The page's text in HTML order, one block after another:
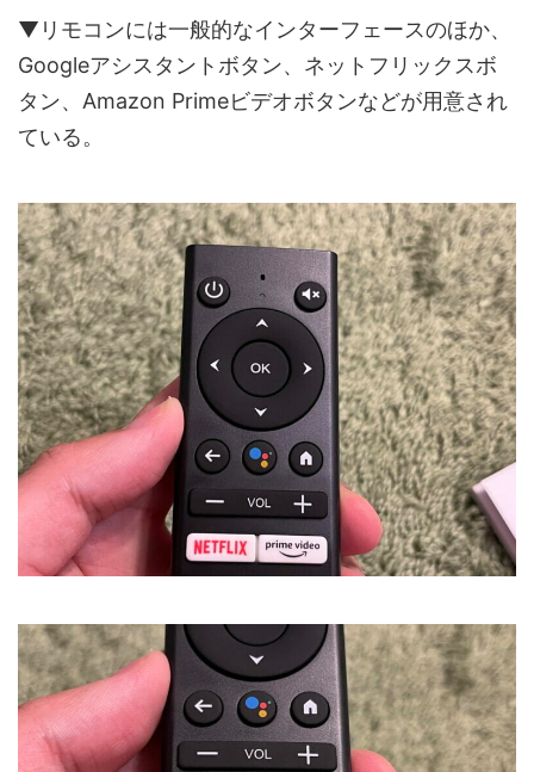
▼リモコンには一般的なインターフェースのほか、
Googleアシスタントボタン、ネットフリックスボ
タン、Amazon Primeビデオボタンなどが用意され
ている。